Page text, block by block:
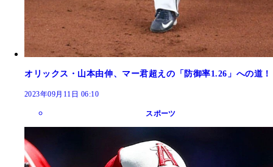
オリックス・山本由伸、マー君超えの「防御率1.26」への道！
2023年09月11日 06:10
スポーツ